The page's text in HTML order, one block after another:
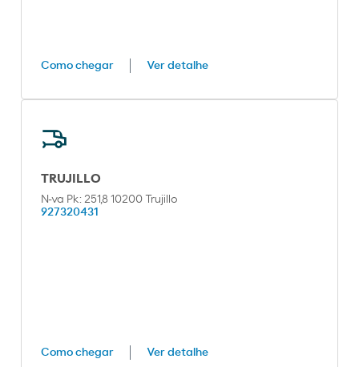
Como chegar Ver detalhe
TRUJILLO
N-va Pk: 251,8 10200 Trujillo
927320431
Como chegar Ver detalhe